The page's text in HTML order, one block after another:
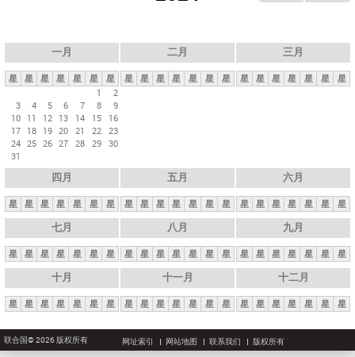
一月
星 星 星 星 星 星
星
1
2
3
4 5 6 7 8
9
10 11 12 13 14 15
16
17 18 19 20 21 22 23
24 25 26 27 28 29 30
31
二月
星 星 星 星 星 星 星
三月
星 星 星 星 星 星 星
四月
星 星 星 星 星 星 星
五月
星 星 星 星 星 星 星
六月
星 星 星 星 星 星 星
七月
星 星 星 星 星 星 星
八月
星 星 星 星 星 星 星
九月
星 星 星 星 星 星 星
十月
星 星 星 星 星 星 星
十一月
星 星 星 星 星 星 星
十二月
星 星 星 星 星 星 星
联合国© 2026 版权所有 网址索引 网站地图 联系我们 版权所有